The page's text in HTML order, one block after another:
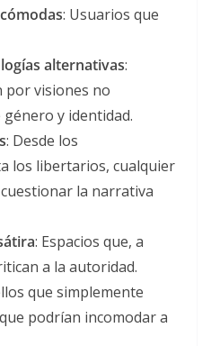
: Usuarios que
alternativas:
por visiones no
y identidad.
: Desde los
los libertarios, cualquier
la narrativa
: Espacios que, a
a la autoridad.
que simplemente
podrían incomodar a